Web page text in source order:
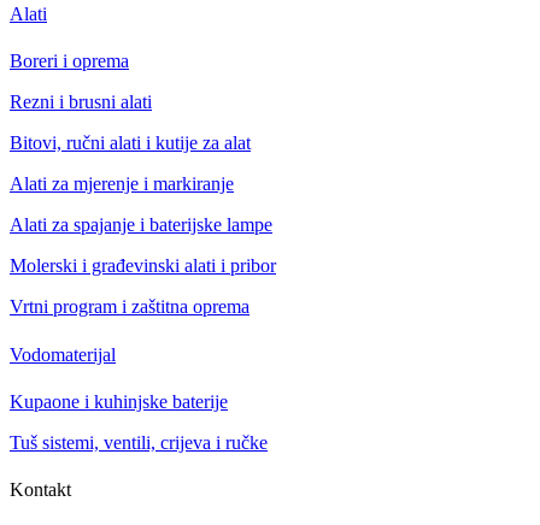
Alati
Boreri i oprema
Rezni i brusni alati
Bitovi, ručni alati i kutije za alat
Alati za mjerenje i markiranje
Alati za spajanje i baterijske lampe
Molerski i građevinski alati i pribor
Vrtni program i zaštitna oprema
Vodomaterijal
Kupaone i kuhinjske baterije
Tuš sistemi, ventili, crijeva i ručke
Kontakt